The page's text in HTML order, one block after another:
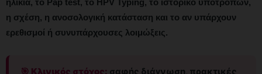
ηλικία, το Pap test, το HPV Typing, το ιστορικό υποτροπών,
η σχέση, η ανοσολογική κατάσταση και το αν υπάρχουν
ερεθισμοί ή συνυπάρχουσες λοιμώξεις.
🎯 Κλινικός στόχος: σαφής διάγνωση, πρακτικές